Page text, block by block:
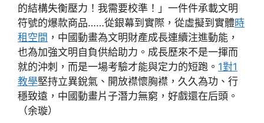
的結構失衡壓力！我需要校準！」一件件承載文明
符號的爆款商品……從銀幕到實際，從虛擬到實體時
租空間 ，中國動畫為文明財產成長連續注進動能，
也為加強文明自負供給助力。成長歷來不是一揮而
就的沖刺，而是一場考驗才能與定力的短跑。 1對1
教學堅持立異銳氣、開放襟懷胸襟，久久為功、行
穩致遠，中國動畫片子潛力無窮，好戲還在后頭。
（余璇）